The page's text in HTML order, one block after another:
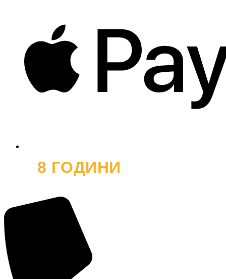
8 ГОДИНИ